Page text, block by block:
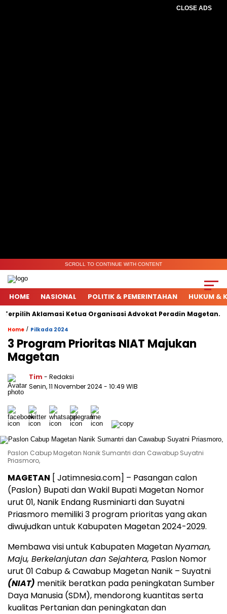
CLOSE ADS
SCROLL TO CONTINUE WITH CONTENT
HOME NASIONAL POLITIK & PEMERINTAHAN HUKUM &
Aklamasi Ketua Organisasi Advokat Peradin Magetan.
Home / Pilkada 2024
3 Program Prioritas NIAT Majukan
Magetan
Tim - Redaksi
Senin, 11 November 2024- 10:49 WIB
Paslon Cabup Magetan Nanik Sumantri dan Cawabup Suyatni
Priasmoro,
MAGETAN [ Jatimnesia.com] – Pasangan calon
(Paslon) Bupati dan Wakil Bupati Magetan Nomor
urut 01, Nanik Endang Rusminiarti dan Suyatni
Priasmoro memiliki 3 program prioritas yang akan
diwujudkan untuk Kabupaten Magetan 2024-2029.
Membawa visi untuk Kabupaten MagetanNyaman,
Maju, Berkelanjutan dan Sejahtera, Paslon Nomor
urut 01 Cabup & Cawabup Magetan Nanik – Suyatni
(NIAT) menitik beratkan pada peningkatan Sumber
Daya Manusia (SDM), mendorong kuantitas serta
kualitas Pertanian dan peningkatan dan